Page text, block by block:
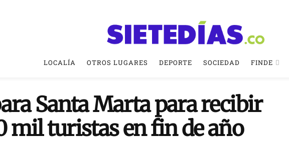
LOCALÍA OTROS LUGARES DEPORTE SOCIEDAD FINDE
Santa Marta para recibir
mil turistas en fin de año